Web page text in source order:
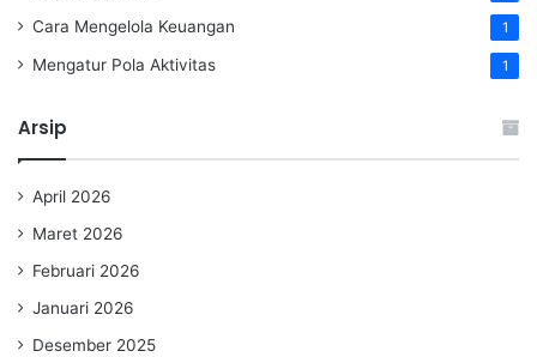
Cara Mengelola Keuangan 1
Mengatur Pola Aktivitas 1
Arsip
April 2026
Maret 2026
Februari 2026
Januari 2026
Desember 2025